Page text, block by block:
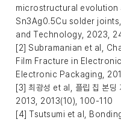
microstructural
Sn3Ag0.5Cu solder
and Technology, 2023,
[2] Subramanian et al,
Film Fracture in
Electronic Packaging,
[3] 최광성 et al, 플립 칩 본딩
2013, 2013(10), 100-110
[4] Tsutsumi et al,